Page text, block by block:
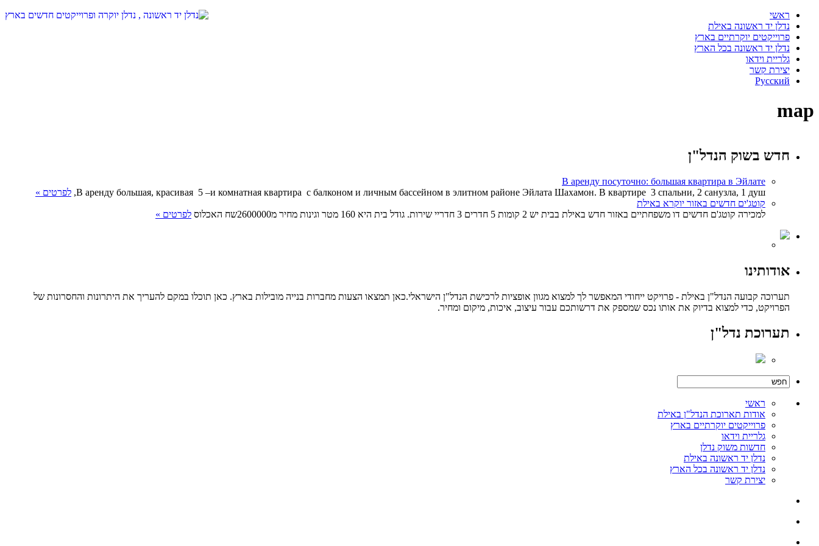
ראשי
נדלן יד ראשונה באילת
פרוייקטים יוקרתיים בארץ
נדלן יד ראשונה בכל הארץ
גלריית וידאו
יצירת קשר
Русский
map
חדש בשוק הנדל"ן
В аренду посуточно: большая квартира в Эйлате
В аренду большая, красивая 5 –и комнатная квартира с балконом и личным бассейном в элитном районе Эйлата Шахамон. В квартире 3 спальни, 2 санузла, 1 душ, לפרטים »
קוטג'ים חדשים באזור יוקרא באילת
למכירה קוטג'ם חדשים דו משפחתיים באזור חדש באילת בבית יש 2 קומות 5 חדרים 3 חדריי שירות. גודל בית היא 160 מטר וגינות מחיר מ2600000שח האכלוס
לפרטים »
אודותינו
תערוכה קבועה הנדל"ן באילת - פרויקט ייחודי המאפשר לך למצוא מגוון אופציות לרכישת הנדל"ן הישראלי.כאן תמצאו הצעות מחברות בנייה מובילות בארץ. כאן תוכלו במקם להעריך את היתרונות והחסרונות של
הפרויקט, כדי למצוא בדיוק את אותו נכס שמספק את דרשותכם עבור עיצוב, איכות, מיקום ומחיר.
תערוכת נדל"ן
ראשי
אודות תארוכת הנדל"ן באילת
פרוייקטים יוקרתיים בארץ
גלריית וידאו
חדשות משוק נדלן
נדלן יד ראשונה באילת
נדלן יד ראשונה בכל הארץ
יצירת קשר